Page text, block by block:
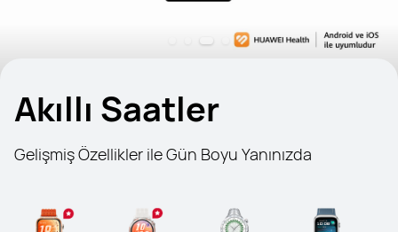
Akıllı Saatler
Gelişmiş Özellikler ile Gün Boyu Yanınızda